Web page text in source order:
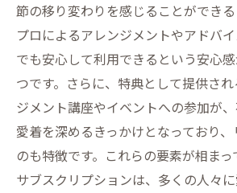
節の移り変わりを感じることができる
プロによるアレンジメントやアドバ
でも安心して利用できるという安心
つです。さらに、特典として提供さ
ジメント講座やイベントへの参加が
愛着を深めるきっかけとなっており
のも特徴です。これらの要素が相ま
サブスクリプションは、多くの人々